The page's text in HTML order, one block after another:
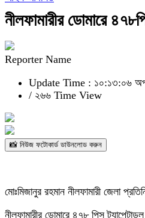
নীলফামারীর ডোমারে
Reporter Name
Update Time : ১০:১৩:০৬
/ ২৬৬ Time View
📸 নিউজ ফটোকার্ড ডাউনলোড করুন
মোঃমিজানুর রহমান নীলফামারী জেলা
নীলফামারীর ডোমারে ৪৭৮ পিস